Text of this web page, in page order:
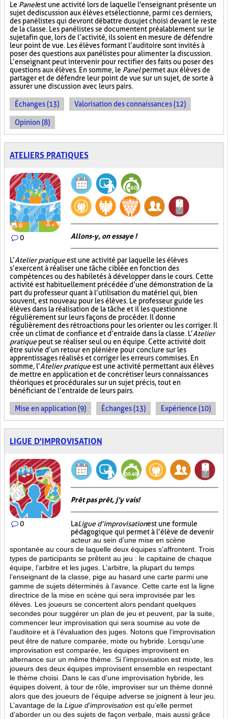
Le Panelest une activité lors de laquelle l'enseignant présente un
sujet de discussion aux élèves et sélectionne, parmi ces derniers,
des panélistes qui devront débattre du sujet choisi devant le reste
de la classe. Les panélistes se documentent préalablement sur le
sujet afin que, lors de l’activité, ils soient en mesure de défendre
leur point de vue. Les élèves formant l’auditoire sont invités à
poser des questions aux panélistes pour alimenter la discussion.
L’enseignant peut intervenir pour rectifier des faits ou poser des
questions aux élèves. En somme, le Panelpermet aux élèves de
partager et de défendre leur point de vue sur un sujet, de sorte à
assurer une discussion avec leurs pairs.
Échanges (13) Valorisation des connaissances (12)
Opinion (8)
ATELIERS PRATIQUES
0 Allons-y, on essaye !
L’Atelier pratiqueest une activité par laquelle les élèves
s’exercent à réaliser une tâche ciblée en fonction des
compétences ou des habiletés à développer dans le cours. Cette
activité est habituellement précédée d’une démonstration de la
part du professeur quant à l’utilisation du matériel qui, bien
souvent, est nouveau pour les élèves. Le professeur guide les
élèves dans la réalisation de la tâche et il les questionne
régulièrement sur leurs façons de procéder. Il donne
régulièrement des rétroactions pour les orienter ou les corriger. Il
crée un climat de confiance et d’entraide dans la classe. L’Atelier
pratiquepeut se réaliser seul ou en équipe. Cette activité doit
être suivie d’un retour en plénière pour conclure sur les
apprentissages réalisés et corriger les erreurs commises. En
somme, l’Atelier pratiqueest une activité permettant aux élèves
de mettre en application et de concrétiser leurs connaissances
théoriques et procédurales sur un sujet précis, tout en
bénéficiant de l’entraide de leurs pairs.
Mise en application (9) Échanges (13) Expérience (10)
LIGUE D'IMPROVISATION
0
Prêt pas prêt, j’y vais!
LaLigue d’improvisationest une formule
pédagogique qui permet à l’élève de devenir
acteur au sein d’une mise en scène
spontanée au cours de laquelle deux équipes s’affrontent. Trois
types de participants se prêtent au jeu : le capitaine de chaque
équipe, l’arbitre et les juges. L’arbitre, la plupart du temps
l’enseignant de la classe, pige au hasard une carte parmi une
gamme de sujets déterminés à l’avance. Cette carte est la ligne
directrice de la mise en scène qui sera improvisée par les
élèves. Les joueurs se concertent alors pendant quelques
secondes pour suggérer un plan de jeu et peuvent, par la suite,
commencer leur improvisation qui sera soumise au vote de
l’auditoire et à l’évaluation des juges. Notons que l’improvisation
peut être de nature comparée, mixte ou hybride. Lorsqu’une
improvisation est comparée, les équipes improvisent en
alternance sur un même thème. Si l’improvisation est mixte, les
joueurs des deux équipes improvisent ensemble en respectant
le thème choisi. Dans le cas d’une improvisation hybride, les
équipes doivent, à tour de rôle, improviser sur un thème donné
alors que des joueurs de l’équipe adverse se joignent à leur jeu.
L’avantage de la Ligue d’improvisation est qu’elle permet
d’aborder un ou des sujets de façon verbale, mais aussi grâce